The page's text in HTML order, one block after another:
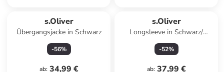
s.Oliver
Übergangsjacke in Schwarz
-56%
ab: 34,99 €
s.Oliver
Longsleeve in Schwarz/
Hellbraun
-52%
ab: 37,99 €